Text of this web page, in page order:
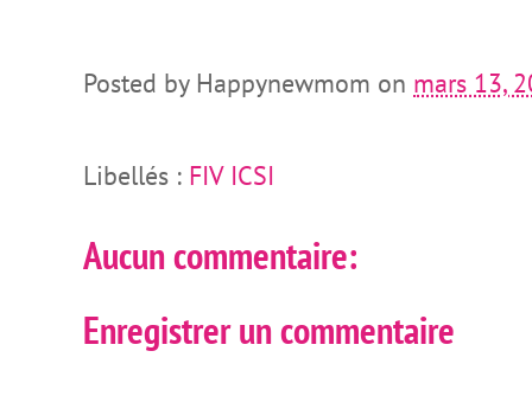
Posted by Happynewmom on mars 13,
Libellés : FIV ICSI
Aucun commentaire:
Enregistrer un commentaire